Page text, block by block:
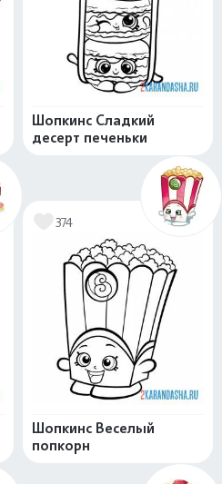
Шопкинс Сладкий
десерт печеньки
374
Шопкинс Веселый
попкорн